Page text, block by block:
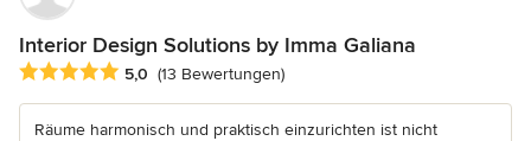
Interior Design Solutions by Imma Galiana
Durchschnittliche Bewertung: 5 von 5 Sternen
5,0 (13 Bewertungen)
Räume harmonisch und praktisch einzurichten ist nicht